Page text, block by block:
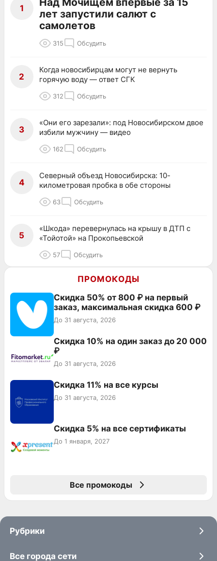
1
лет запустили салют с
самолетов
315 Обсудить
2
Когда новосибирцам могут не вернуть
горячую воду — ответ СГК
312 Обсудить
3
«Они его зарезали»: под Новосибирском двое
избили мужчину — видео
162 Обсудить
4
Северный объезд Новосибирска: 10-
километровая пробка в обе стороны
63 Обсудить
5
«Шкода» перевернулась на крышу в ДТП с
«Тойотой» на Прокопьевской
57 Обсудить
ПРОМОКОДЫ
Скидка 50% от 800 ₽ на первый
заказ, максимальная скидка 600 ₽
До 31 августа, 2026
Скидка 10% на один заказ до 20 000
₽
До 31 августа, 2026
Скидка 11% на все курсы
До 31 августа, 2026
Скидка 5% на все сертификаты
До 1 января, 2027
Все промокоды
Рубрики
Все города сети